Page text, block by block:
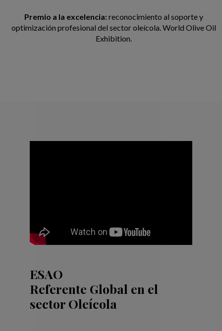
Premio a la excelencia: reconocimiento al soporte y
optimización profesional del sector oleícola. World Olive Oil
Exhibition.
ESAO
Referente Global en el
sector Oleícola